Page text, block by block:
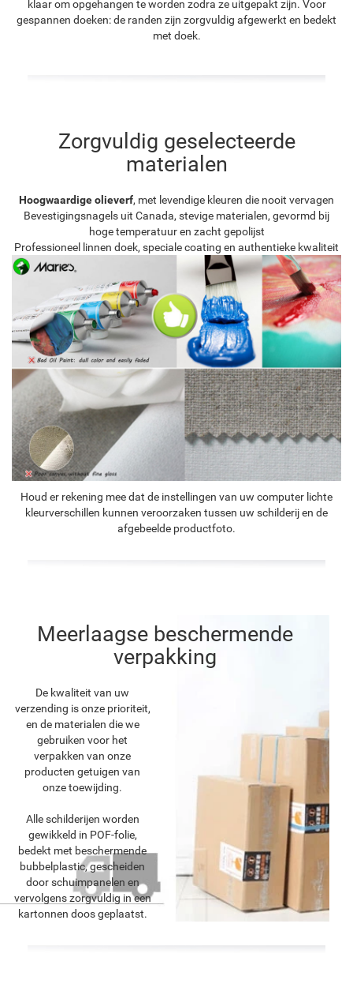
klaar om opgehangen te worden zodra ze uitgepakt zijn. Voor
gespannen doeken: de randen zijn zorgvuldig afgewerkt en bedekt
met doek.
Zorgvuldig geselecteerde
materialen
Hoogwaardige olieverf, met levendige kleuren die nooit vervagen
Bevestigingsnagels uit Canada, stevige materialen, gevormd bij
hoge temperatuur en zacht gepolijst
Professioneel linnen doek, speciale coating en authentieke kwaliteit
Houd er rekening mee dat de instellingen van uw computer lichte
kleurverschillen kunnen veroorzaken tussen uw schilderij en de
afgebeelde productfoto.
Meerlaagse beschermende
verpakking
De kwaliteit van uw
verzending is onze prioriteit,
en de materialen die we
gebruiken voor het
verpakken van onze
producten getuigen van
onze toewijding.
Alle schilderijen worden
gewikkeld in POF-folie,
bedekt met beschermende
bubbelplastic, gescheiden
door schuimpanelen en
vervolgens zorgvuldig in een
kartonnen doos geplaatst.